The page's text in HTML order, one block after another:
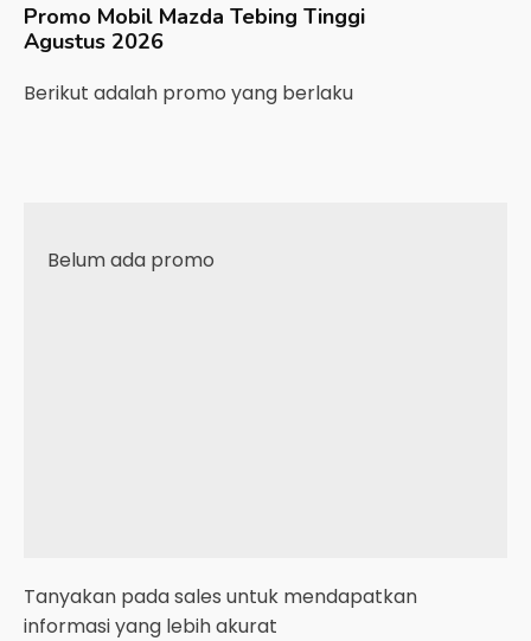
Promo Mobil Mazda Tebing Tinggi
Agustus 2026
Berikut adalah promo yang berlaku
Belum ada promo
Tanyakan pada sales untuk mendapatkan
informasi yang lebih akurat